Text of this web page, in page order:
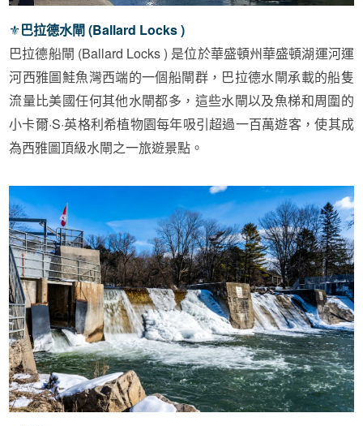
⚜︎巴拉德水閘 (Ballard Locks )
巴拉德船閘 (Ballard Locks ) 是位於華盛頓州華盛頓湖運河運
河西雅圖鮭魚灣西端的一個船閘群，巴拉德水閘承載的船隻
流量比美國任何其他水閘都多，這些水閘以及魚梯和周圍的
小卡爾·S·英格利希植物園每年吸引超過一百萬遊客，使其成
為西雅圖頂級水閘之一旅遊景點。